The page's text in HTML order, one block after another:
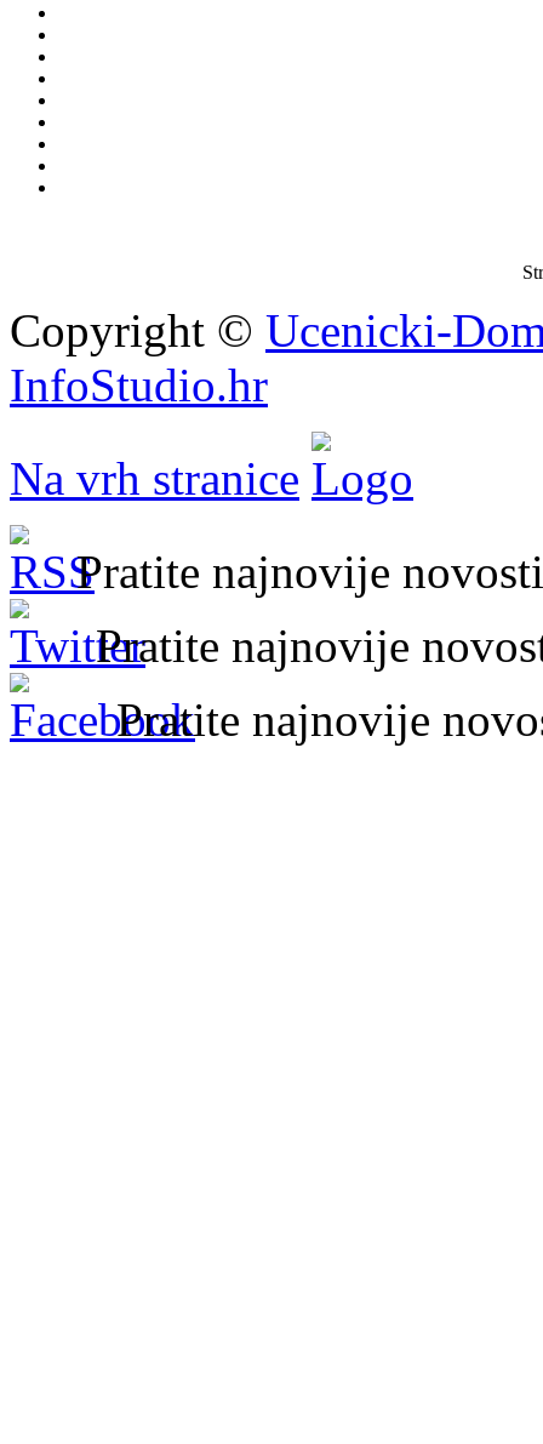
Copyright © Ucenicki-
InfoStudio.hr
Na vrh stranice
Pratite najnovije
Pratite najnovije
Pratite najnovije